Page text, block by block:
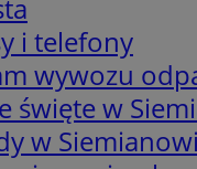
i telefony
wywozu
święte w
w